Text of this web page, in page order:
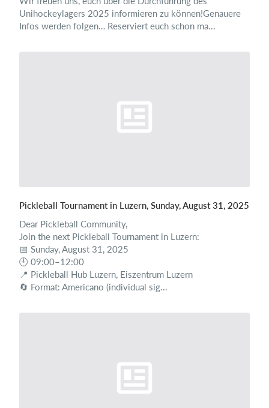
Unihockeylagers 2025 informieren zu können!Genauere
Infos werden folgen… Reserviert euch schon ma...
Pickleball Tournament in Luzern, Sunday, August 31, 2025
Dear Pickleball Community,
Join the next Pickleball Tournament in Luzern:
📅 Sunday, August 31, 2025
🕘 09:00–12:00
📍 Pickleball Hub Luzern, Eiszentrum Luzern
🔄 Format: Americano (individual sig...